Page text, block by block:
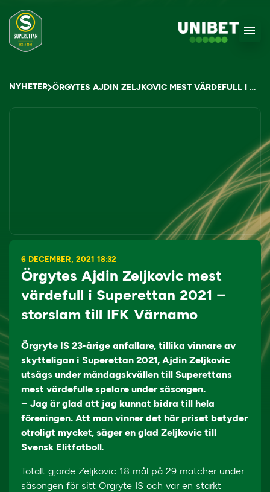
NYHETER ÖRGYTES AJDIN ZELJKOVIC MEST VÄRDEFULL I SUPERETTAN 2021 – STORSLAM TILL IFK VÄRNAMO
6 DECEMBER, 2021 18:32
Örgytes Ajdin Zeljkovic mest
värdefull i Superettan 2021 –
storslam till IFK Värnamo
Örgryte IS 23-årige anfallare, tillika vinnare av
skytteligan i Superettan 2021, Ajdin Zeljkovic
utsågs under måndagskvällen till Superettans
mest värdefulle spelare under säsongen.
– Jag är glad att jag kunnat bidra till hela
föreningen. Att man vinner det här priset betyder
otroligt mycket, säger en glad Zeljkovic till
Svensk Elitfotboll.
Totalt gjorde Zeljkovic 18 mål på 29 matcher under
säsongen för sitt Örgryte IS och var en starkt